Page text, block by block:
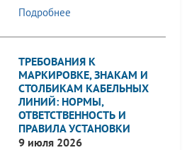
Подробнее
ТРЕБОВАНИЯ К
МАРКИРОВКЕ, ЗНАКАМ И
СТОЛБИКАМ КАБЕЛЬНЫХ
ЛИНИЙ: НОРМЫ,
ОТВЕТСТВЕННОСТЬ И
ПРАВИЛА УСТАНОВКИ
9 июля 2026